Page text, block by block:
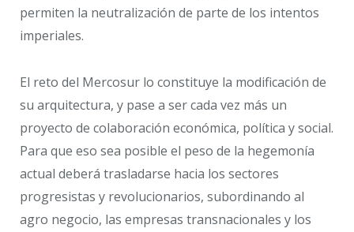
permiten la neutralización de parte de los intentos
imperiales.
El reto del Mercosur lo constituye la modificación de
su arquitectura, y pase a ser cada vez más un
proyecto de colaboración económica, política y social.
Para que eso sea posible el peso de la hegemonía
actual deberá trasladarse hacia los sectores
progresistas y revolucionarios, subordinando al
agro negocio, las empresas transnacionales y los